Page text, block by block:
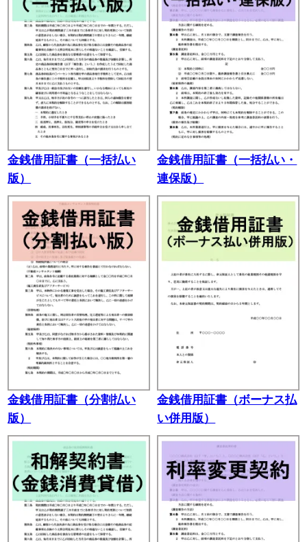
金銭借用証書（一括払い
版）
金銭借用証書（一括払い・
連保版）
金銭借用証書（分割払い
版）
金銭借用証書（ボーナス払
い併用版）